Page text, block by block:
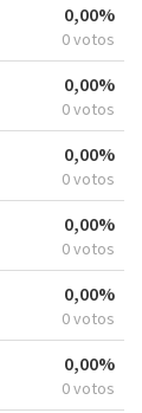
0,00%
0 votos
0,00%
0 votos
0,00%
0 votos
0,00%
0 votos
0,00%
0 votos
0,00%
0 votos